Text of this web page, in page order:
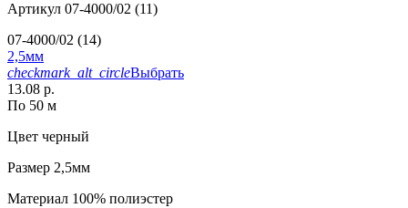
Артикул 07-4000/02 (11)
07-4000/02 (14)
2,5мм
checkmark_alt_circleВыбрать
13.08 р.
По 50 м
Цвет черный
Размер 2,5мм
Материал 100% полиэстер